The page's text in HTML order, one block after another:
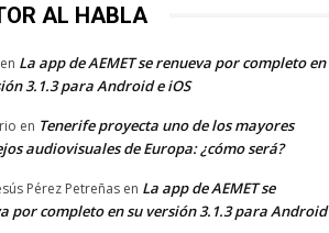
AL HABLA
en La app de AEMET se renueva por completo en
3.1.3 para Android e iOS
en Tenerife proyecta uno de los mayores
audiovisuales de Europa: ¿cómo será?
Pérez Petreñas en La app de AEMET se
por completo en su versión 3.1.3 para Android